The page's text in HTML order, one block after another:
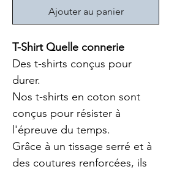
Ajouter au panier
T-Shirt Quelle connerie
Des t-shirts conçus pour
durer.
Nos t-shirts en coton sont
conçus pour résister à
l'épreuve du temps.
Grâce à un tissage serré et à
des coutures renforcées, ils